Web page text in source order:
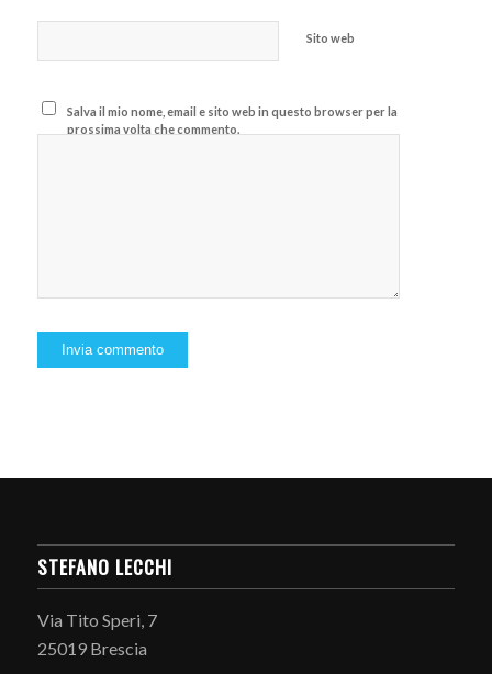
Sito web
Salva il mio nome, email e sito web in questo browser per la
prossima volta che commento.
STEFANO LECCHI
Via Tito Speri, 7
25019 Brescia